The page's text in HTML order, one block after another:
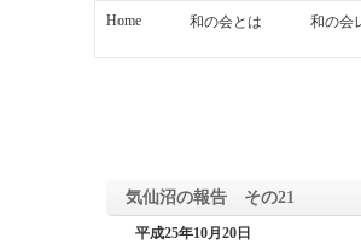
Home 和の会とは 和の会
気仙沼の報告 その21
平成25年10月20日